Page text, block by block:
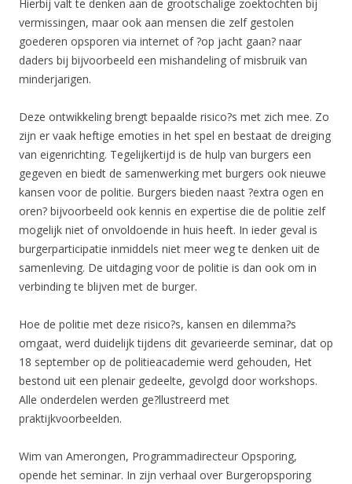
Hierbij valt te denken aan de grootschalige zoektochten bij
vermissingen, maar ook aan mensen die zelf gestolen
goederen opsporen via internet of ?op jacht gaan? naar
daders bij bijvoorbeeld een mishandeling of misbruik van
minderjarigen.
Deze ontwikkeling brengt bepaalde risico?s met zich mee. Zo
zijn er vaak heftige emoties in het spel en bestaat de dreiging
van eigenrichting. Tegelijkertijd is de hulp van burgers een
gegeven en biedt de samenwerking met burgers ook nieuwe
kansen voor de politie. Burgers bieden naast ?extra ogen en
oren? bijvoorbeeld ook kennis en expertise die de politie zelf
mogelijk niet of onvoldoende in huis heeft. In ieder geval is
burgerparticipatie inmiddels niet meer weg te denken uit de
samenleving. De uitdaging voor de politie is dan ook om in
verbinding te blijven met de burger.
Hoe de politie met deze risico?s, kansen en dilemma?s
omgaat, werd duidelijk tijdens dit gevarieerde seminar, dat op
18 september op de politieacademie werd gehouden, Het
bestond uit een plenair gedeelte, gevolgd door workshops.
Alle onderdelen werden ge?llustreerd met
praktijkvoorbeelden.
Wim van Amerongen, Programmadirecteur Opsporing,
opende het seminar. In zijn verhaal over Burgeropsporing